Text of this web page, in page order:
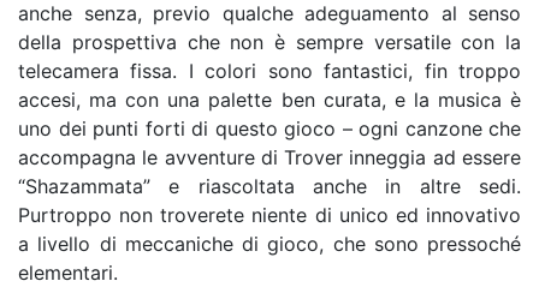
anche senza, previo qualche adeguamento al senso
della prospettiva che non è sempre versatile con la
telecamera fissa. I colori sono fantastici, fin troppo
accesi, ma con una palette ben curata, e la musica è
uno dei punti forti di questo gioco – ogni canzone che
accompagna le avventure di Trover inneggia ad essere
“Shazammata” e riascoltata anche in altre sedi.
Purtroppo non troverete niente di unico ed innovativo
a livello di meccaniche di gioco, che sono pressoché
elementari.